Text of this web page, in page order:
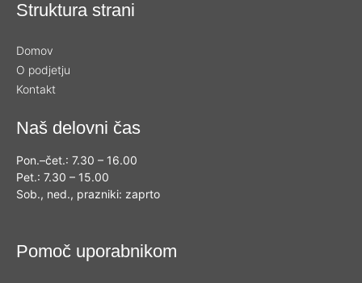
Struktura strani
Domov
O podjetju
Kontakt
Naš delovni čas
Pon.–čet.: 7.30 – 16.00
Pet.: 7.30 – 15.00
Sob., ned., prazniki: zaprto
Pomoč uporabnikom